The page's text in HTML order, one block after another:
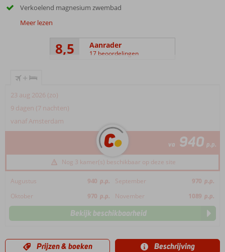
Verkoelend magnesium zwembad
Meer lezen
8,5 Aanrader
17 beoordelingen
+
23 aug 2026 (zo)
9 dagen (7 nachten)
vanaf Amsterdam
va 940 p.p.
Nog 3 kamer(s) beschikbaar op deze site
Augustus 940 p.p. September 970 p.p.
Oktober
970 p.p. November 1089 p.p.
Bekijk beschikbaarheid
Prijzen & boeken Beschrijving